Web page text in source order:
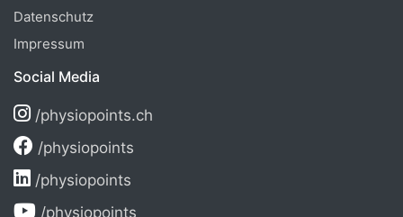
Datenschutz
Impressum
Social Media
/physiopoints.ch
/physiopoints
/physiopoints
/physiopoints